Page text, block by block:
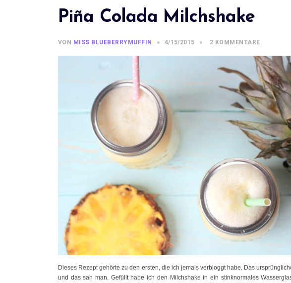
Piña Colada Milchshake
VON MISS BLUEBERRYMUFFIN 4/15/2015 2 KOMMENTARE
Dieses Rezept gehörte zu den ersten, die ich jemals verbloggt habe. Das
und das sah man. Gefüllt habe ich den Milchshake in ein stinknormales